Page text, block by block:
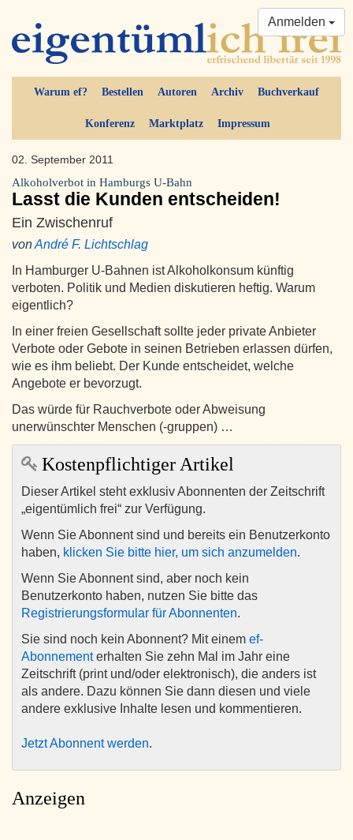
Warum ef? Bestellen Autoren Archiv Buchverkauf
Konferenz Marktplatz Impressum
Anmelden
02. September 2011
Alkoholverbot in Hamburgs U-Bahn
Lasst die Kunden entscheiden!
Ein Zwischenruf
vonAndré F. Lichtschlag
In Hamburger U-Bahnen ist Alkoholkonsum künftig
verboten. Politik und Medien diskutieren heftig. Warum
eigentlich?
In einer freien Gesellschaft sollte jeder private Anbieter
Verbote oder Gebote in seinen Betrieben erlassen dürfen,
wie es ihm beliebt. Der Kunde entscheidet, welche
Angebote er bevorzugt.
Das würde für Rauchverbote oder Abweisung
unerwünschter Menschen (-gruppen) …
Kostenpflichtiger Artikel
Dieser Artikel steht exklusiv Abonnenten der Zeitschrift
„eigentümlich frei“ zur Verfügung.
Wenn Sie Abonnent sind und bereits ein Benutzerkonto
haben, klicken Sie bitte hier, um sich anzumelden.
Wenn Sie Abonnent sind, aber noch kein
Benutzerkonto haben, nutzen Sie bitte das
Registrierungsformular für Abonnenten.
Sie sind noch kein Abonnent? Mit einem ef-
Abonnementerhalten Sie zehn Mal im Jahr eine
Zeitschrift (print und/oder elektronisch), die anders ist
als andere. Dazu können Sie dann diesen und viele
andere exklusive Inhalte lesen und kommentieren.
Jetzt Abonnent werden.
Anzeigen